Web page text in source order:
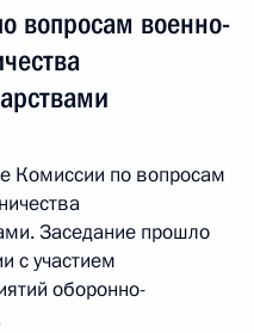
вопросам военно-
Комиссии по вопросам
Заседание прошло
с участием
оборонно-